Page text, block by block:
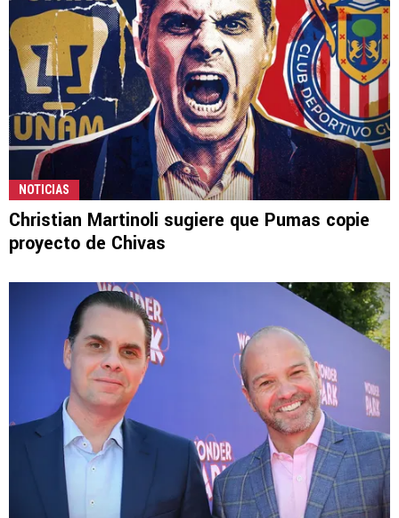
NOTICIAS
Christian Martinoli sugiere que Pumas copie
proyecto de Chivas